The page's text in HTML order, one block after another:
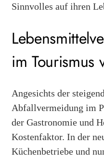
Sinnvolles auf ihren
im Tourismus
Angesichts der
Abfallvermeidung im
der Gastronomie und
Kostenfaktor. In der
Küchenbetriebe und